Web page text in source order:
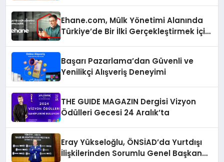
Ehane.com, Mülk Yönetimi Alanında
Türkiye’de Bir İlki Gerçekleştirmek İçin
Başarı Pazarlama’dan Güvenli ve
Yenilikçi Alışveriş Deneyimi
THE GUIDE MAGAZIN Dergisi Vizyon
Ödülleri Gecesi 24 Aralık’ta
Eray Yükseloğlu, ÖNSİAD’da Yurtdışı
İlişkilerinden Sorumlu Genel Başkan